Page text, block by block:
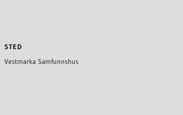
STED
Vestmarka Samfunnshus